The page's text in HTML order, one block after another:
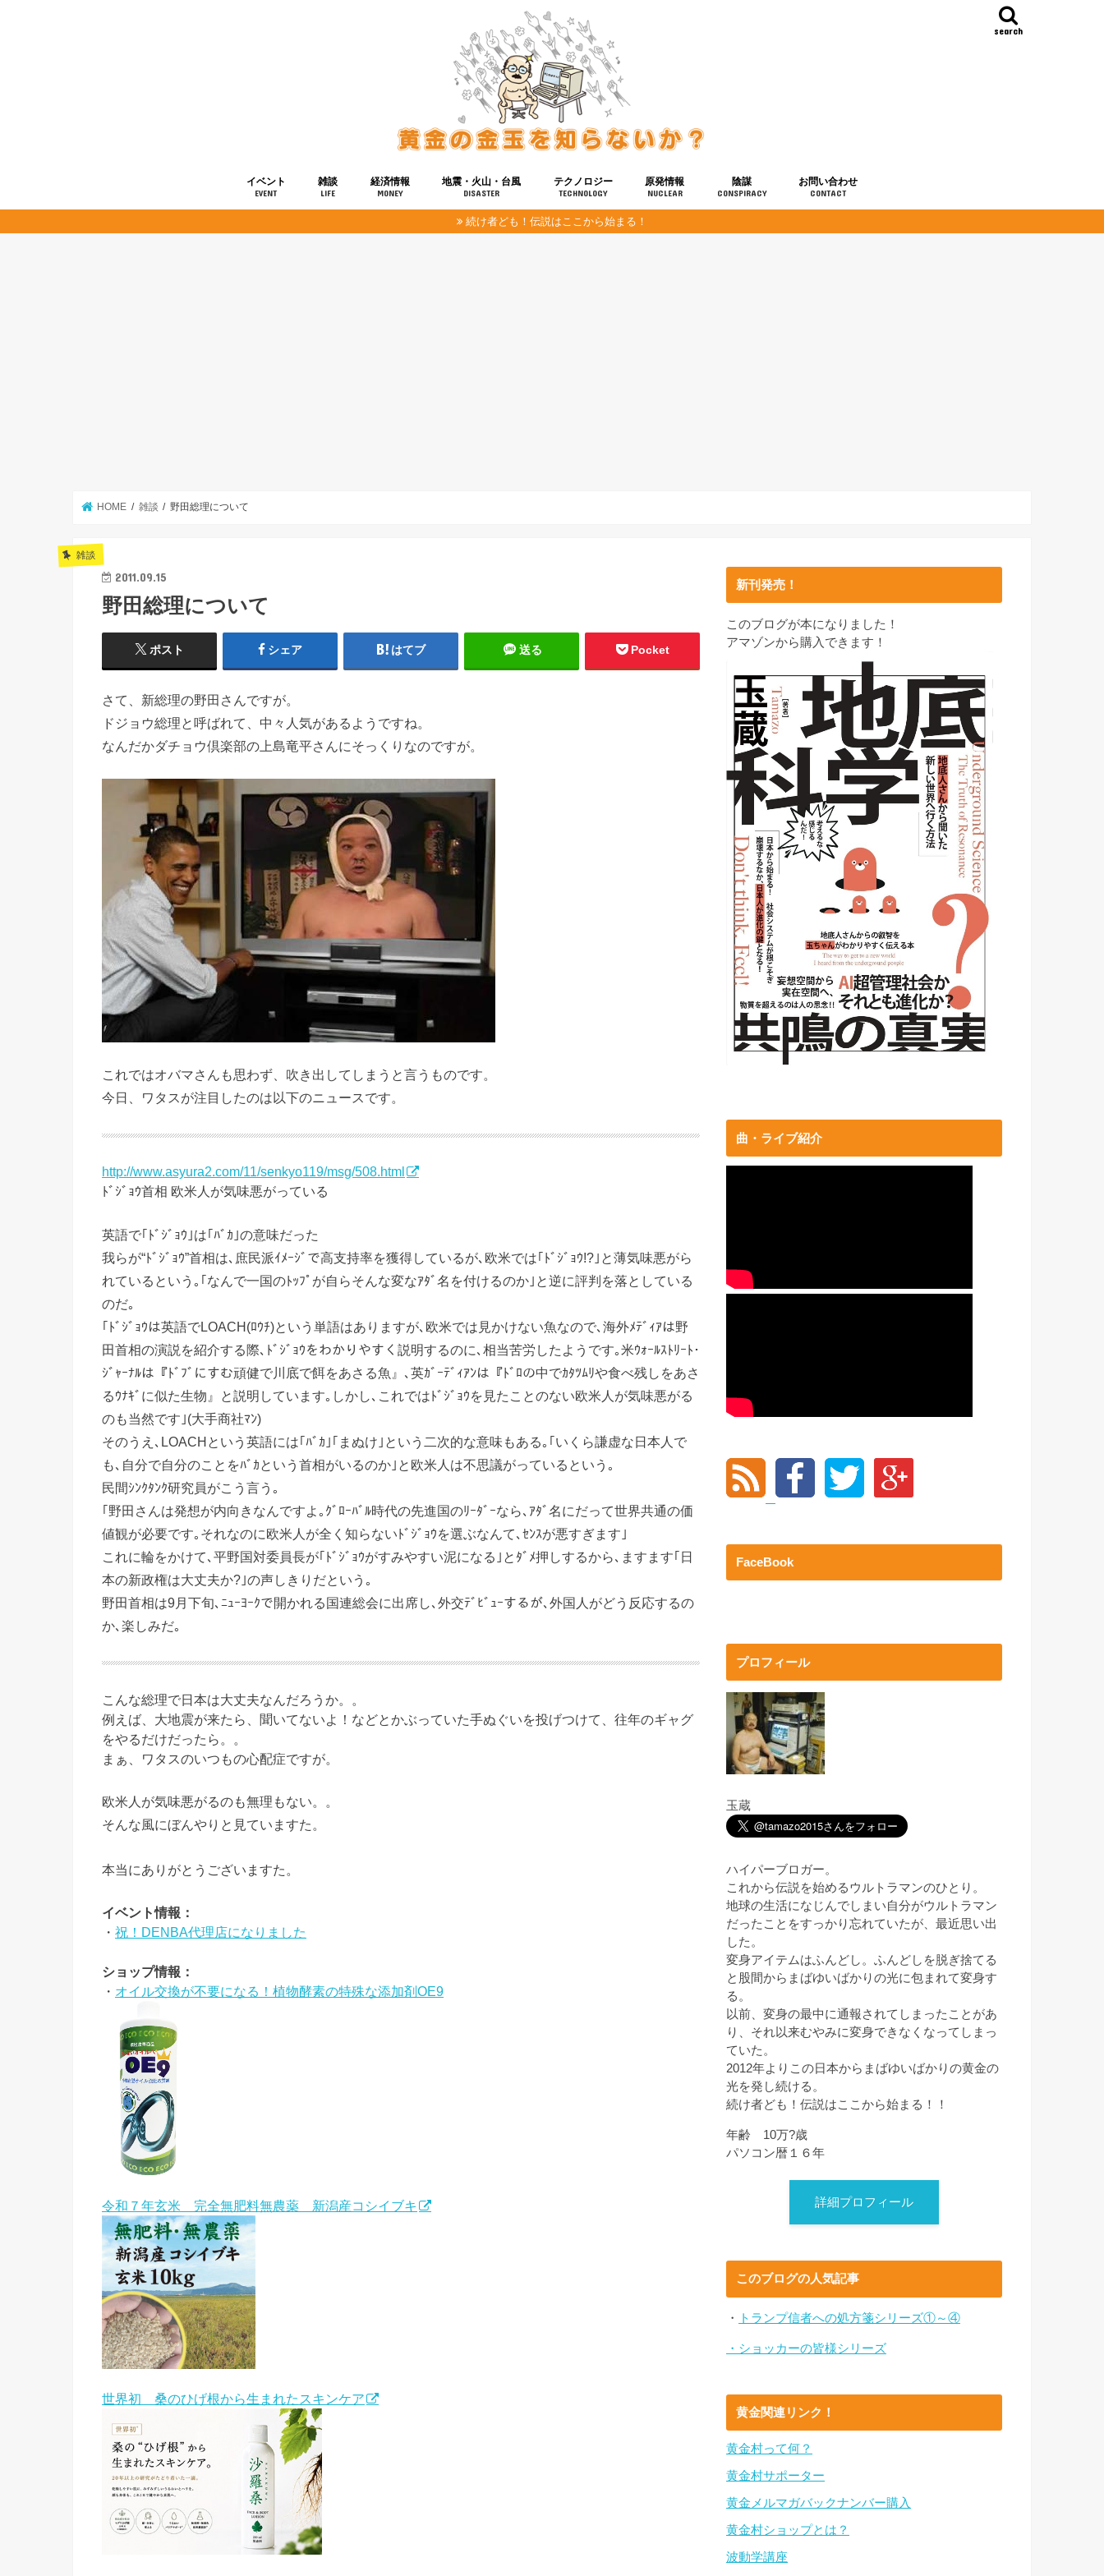
search
イベント
EVENT
雑談
LIFE
経済情報
MONEY
地震・火山・台風
DISASTER
テクノロジー
TECHNOLOGY
健康
宇宙
原発情報
NUCLEAR
陰謀
CONSPIRACY
お問い合わせ
CONTACT
続け者ども！伝説はここから始まる！
HOME 雑談 野田総理について
雑談
2011.09.15
野田総理について
ポスト シェア はてブ 送る Pocket
さて、新総理の野田さんですが。
ドジョウ総理と呼ばれて、中々人気があるようですね。
なんだかダチョウ倶楽部の上島竜平さんにそっくりなのですが。
これではオバマさんも思わず、吹き出してしまうと言うものです。
今日、ワタスが注目したのは以下のニュースです。
http://www.asyura2.com/11/senkyo119/msg/508.html
ﾄﾞｼﾞｮｳ首相 欧米人が気味悪がっている
英語で｢ﾄﾞｼﾞｮｳ｣は｢ﾊﾞｶ｣の意味だった
我らが“ﾄﾞｼﾞｮｳ”首相は､庶民派ｲﾒｰｼﾞで高支持率を獲得しているが､欧米では｢ﾄﾞｼﾞｮｳ!?｣と薄気味悪がら
れているという｡｢なんで一国のﾄｯﾌﾟが自らそんな変なｱﾀﾞ名を付けるのか｣と逆に評判を落としている
のだ｡
｢ﾄﾞｼﾞｮｳは英語でLOACH(ﾛｳﾁ)という単語はありますが､欧米では見かけない魚なので､海外ﾒﾃﾞｨｱは野
田首相の演説を紹介する際､ﾄﾞｼﾞｮｳをわかりやすく説明するのに､相当苦労したようです｡米ｳｫｰﾙｽﾄﾘｰﾄ･
ｼﾞｬｰﾅﾙは『ﾄﾞﾌﾞにすむ頑健で川底で餌をあさる魚』､英ｶﾞｰﾃﾞｨｱﾝは『ﾄﾞﾛの中でｶﾀﾂﾑﾘや食べ残しをあさ
るｳﾅｷﾞに似た生物』と説明しています｡しかし､これではﾄﾞｼﾞｮｳを見たことのない欧米人が気味悪がる
のも当然です｣(大手商社ﾏﾝ)
そのうえ､LOACHという英語には｢ﾊﾞｶ｣｢まぬけ｣という二次的な意味もある｡｢いくら謙虚な日本人で
も､自分で自分のことをﾊﾞｶという首相がいるのか｣と欧米人は不思議がっているという｡
民間ｼﾝｸﾀﾝｸ研究員がこう言う｡
｢野田さんは発想が内向きなんですよ｡ｸﾞﾛｰﾊﾞﾙ時代の先進国のﾘｰﾀﾞｰなら､ｱﾀﾞ名にだって世界共通の価
値観が必要です｡それなのに欧米人が全く知らないﾄﾞｼﾞｮｳを選ぶなんて､ｾﾝｽが悪すぎます｣
これに輪をかけて､平野国対委員長が｢ﾄﾞｼﾞｮｳがすみやすい泥になる｣とﾀﾞﾒ押しするから､ますます｢日
本の新政権は大丈夫か?｣の声しきりだという｡
野田首相は9月下旬､ﾆｭｰﾖｰｸで開かれる国連総会に出席し､外交ﾃﾞﾋﾞｭｰするが､外国人がどう反応するの
か､楽しみだ｡
こんな総理で日本は大丈夫なんだろうか。。
例えば、大地震が来たら、聞いてないよ！などとかぶっていた手ぬぐいを投げつけて、往年のギャグ
をやるだけだったら。。
まぁ、ワタスのいつもの心配症ですが。
欧米人が気味悪がるのも無理もない。。
そんな風にぼんやりと見ていますた。
本当にありがとうございますた。
イベント情報：
・ 祝！DENBA代理店になりました
ショップ情報：
・ オイル交換が不要になる！植物酵素の特殊な添加剤OE9
令和７年玄米 完全無肥料無農薬 新潟産コシイブキ
世界初 桑のひげ根から生まれたスキンケア
新刊発売！
このブログが本になりました！
アマゾンから購入できます！
曲・ライブ紹介
FaceBook
プロフィール
玉蔵
ハイパーブロガー。
これから伝説を始めるウルトラマンのひとり。
地球の生活になじんでしまい自分がウルトラマン
だったことをすっかり忘れていたが、最近思い出
した。
変身アイテムはふんどし。ふんどしを脱ぎ捨てる
と股間からまばゆいばかりの光に包まれて変身す
る。
以前、変身の最中に通報されてしまったことがあ
り、それ以来むやみに変身できなくなってしまっ
ていた。
2012年よりこの日本からまばゆいばかりの黄金の
光を発し続ける。
続け者ども！伝説はここから始まる！！
年齢 10万?歳
パソコン暦１６年
詳細プロフィール
このブログの人気記事
・ トランプ信者への処方箋シリーズ①～④
・ショッカーの皆様シリーズ
黄金関連リンク！
黄金村って何？
黄金村サポーター
黄金メルマガバックナンバー購入
黄金村ショップとは？
波動学講座